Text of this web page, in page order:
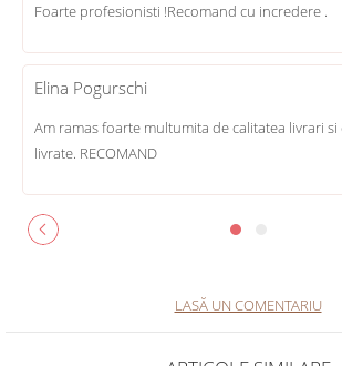
Foarte profesionisti !Recomand cu incredere .
Elina Pogurschi
Am ramas foarte multumita de calitatea livrari
livrate. RECOMAND
LASĂ UN COMENTARIU